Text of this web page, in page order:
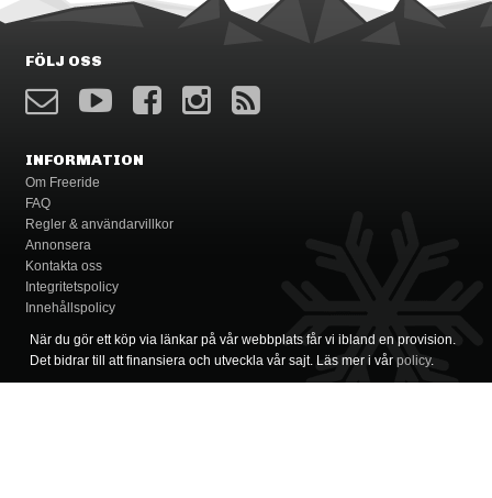
FÖLJ OSS
INFORMATION
Om Freeride
FAQ
Regler & användarvillkor
Annonsera
Kontakta oss
Integritetspolicy
Innehållspolicy
När du gör ett köp via länkar på vår webbplats får vi ibland en provision.
Det bidrar till att finansiera och utveckla vår sajt. Läs mer i vår policy.